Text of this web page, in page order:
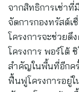
จากสิทธิการเช่าที่
จัดการกองทรัสต์
โครงการจะช่วย
โครงการ พอร์โต้
สำคัญในพื้นที่อีกค
ฟื้นฟูโครงการอยู่ใ